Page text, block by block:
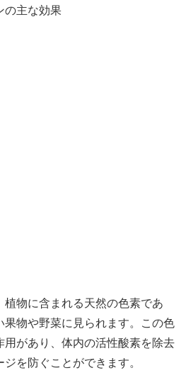
植物に含まれる天然の色素であ
果物や野菜に見られます。この色
用があり、体内の活性酸素を除去
を防ぐことができます。